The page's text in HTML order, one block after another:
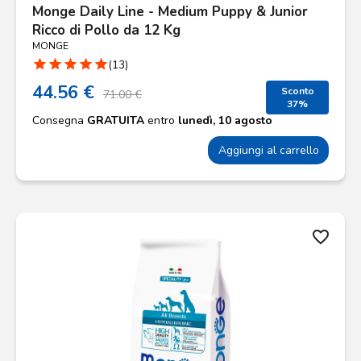
Monge Daily Line - Medium Puppy & Junior
Ricco di Pollo da 12 Kg
MONGE
star star star star star(13)
44.56 € 71.00 €
Sconto
37%
Consegna GRATUITA entro lunedì, 10 agosto
Aggiungi al carrello
favorite_border